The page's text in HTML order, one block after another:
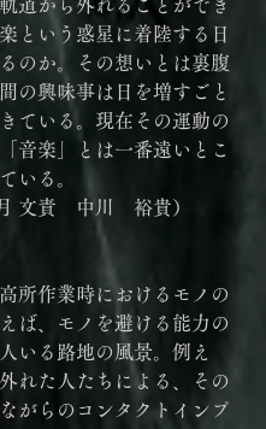
道から外れることができ
という惑星に着陸する日
のか。その想いとは裏腹
の興味事は日を増すごと
ている。現在その運動の
音楽」とは一番遠いとこ
いる。
文責　中川　裕貴）
所作業時におけるモノの
ば、モノを避ける能力の
いる路地の風景。例え
れた人たちによる、その
がらのコンタクトインプ